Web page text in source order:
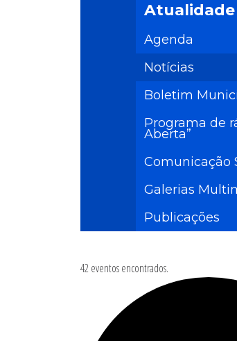
primáriaAtualidade
Agenda
Notícias
Boletim
Programa de
Aberta”
Comunicação
Galerias
Publicações
42 eventos encontrados.